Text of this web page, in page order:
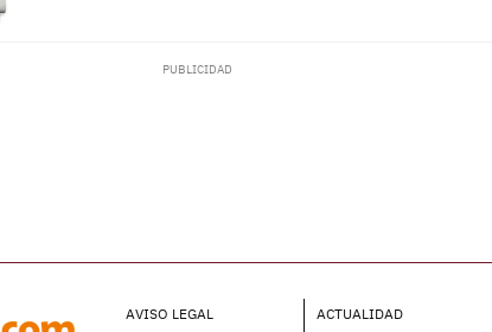
AVISO LEGAL
ACTUALIDAD